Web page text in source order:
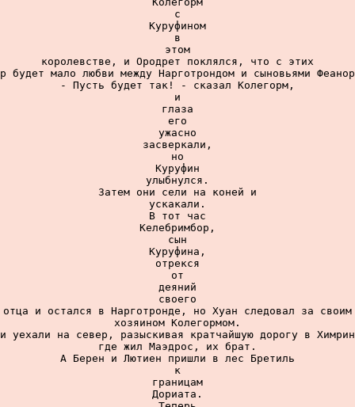
с
Куруфином
в
этом
королевстве, и Ородрет поклялся, что с этих
будет мало любви между Нарготрондом и сыновьями
- Пусть будет так! - сказал Колегорм,
и
глаза
его
ужасно
засверкали,
но
Куруфин
улыбнулся.
Затем они сели на коней и
ускакали.
В тот час
Келебримбор,
сын
Куруфина,
отрекся
от
деяний
своего
отца и остался в Нарготронде, но Хуан следовал за своим
хозяином Колегормом.
уехали на север, разыскивая кратчайшую дорогу в
где жил Маэдрос, их брат.
А Берен и Лютиен пришли в лес Бретиль
к
границам
Дориата.